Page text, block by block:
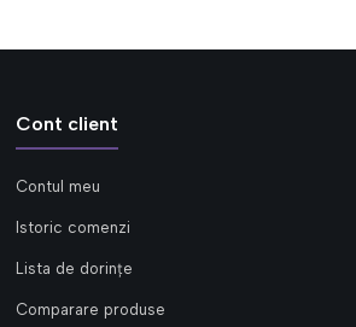
Cont client
Contul meu
Istoric comenzi
Lista de dorințe
Comparare produse